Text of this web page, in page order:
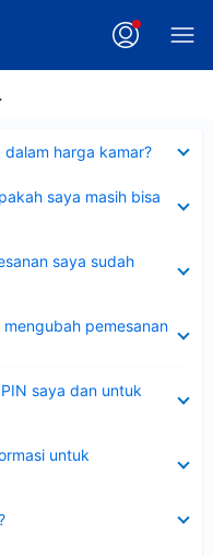
harga kamar?
saya masih bisa
saya sudah
pemesanan
saya dan untuk
untuk